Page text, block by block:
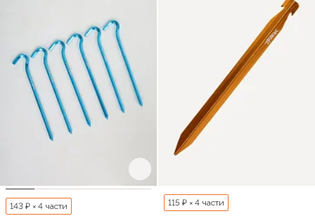
143 ₽ × 4 части 115 ₽ × 4 части